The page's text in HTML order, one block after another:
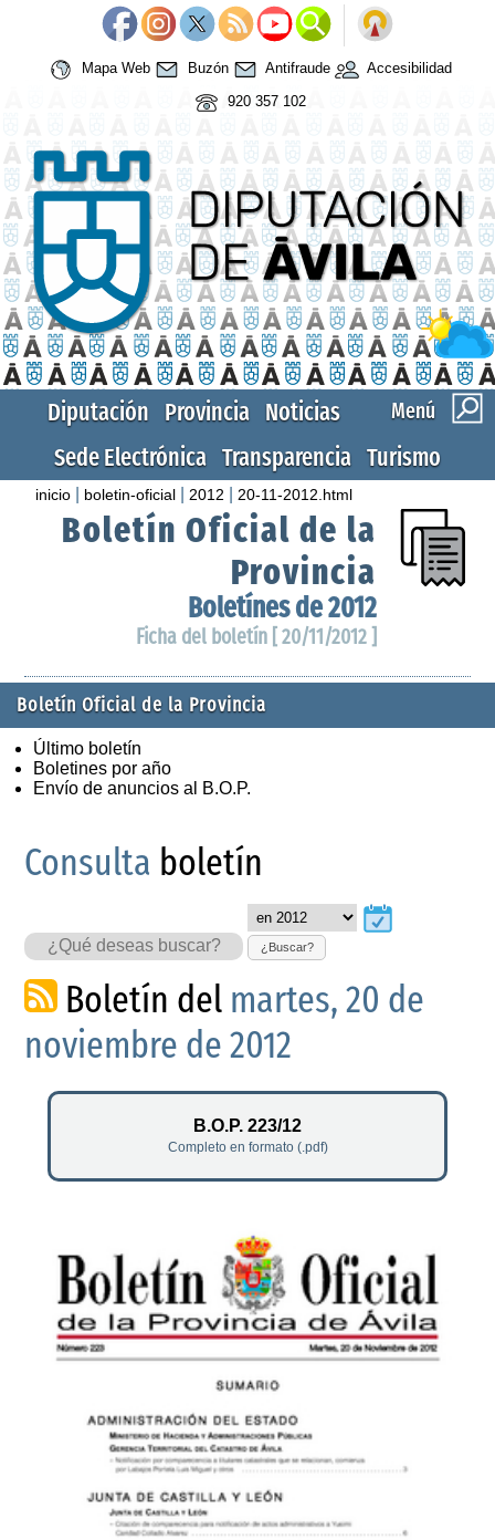
Mapa Web Buzón Antifraude
Accesibilidad
920 357 102
Menú
Diputación Provincia Noticias
Sede Electrónica Transparencia Turismo
inicio boletin-oficial 2012 20-11-2012.html
Boletín Oficial de la
Provincia
Boletínes de 2012
Ficha del boletín [ 20/11/2012 ]
Boletín Oficial de la Provincia
Último boletín
Boletines por año
Envío de anuncios al B.O.P.
Consulta boletín
¿Buscar?
Boletín del martes, 20 de
noviembre de 2012
B.O.P. 223/12
Completo en formato (.pdf)